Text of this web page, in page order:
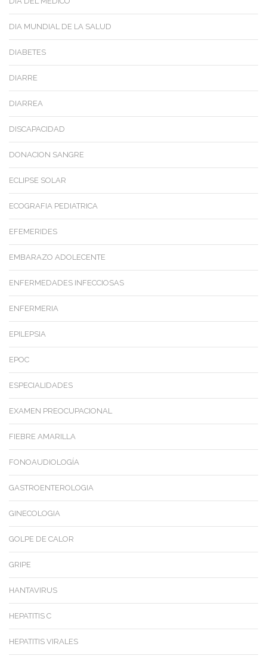
DIA MUNDIAL DE LA SALUD
DIABETES
DIARRE
DIARREA
DISCAPACIDAD
DONACION SANGRE
ECLIPSE SOLAR
ECOGRAFIA PEDIATRICA
EFEMERIDES
EMBARAZO ADOLECENTE
ENFERMEDADES INFECCIOSAS
ENFERMERIA
EPILEPSIA
EPOC
ESPECIALIDADES
EXAMEN PREOCUPACIONAL
FIEBRE AMARILLA
FONOAUDIOLOGÍA
GASTROENTEROLOGIA
GINECOLOGIA
GOLPE DE CALOR
GRIPE
HANTAVIRUS
HEPATITIS C
HEPATITIS VIRALES